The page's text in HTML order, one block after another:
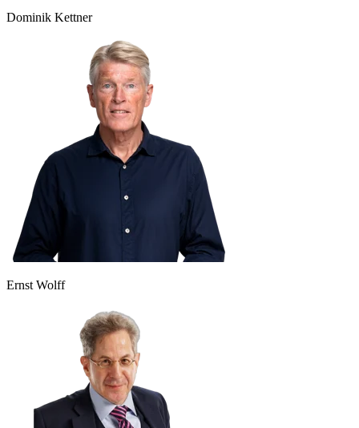
Dominik Kettner
Ernst Wolff